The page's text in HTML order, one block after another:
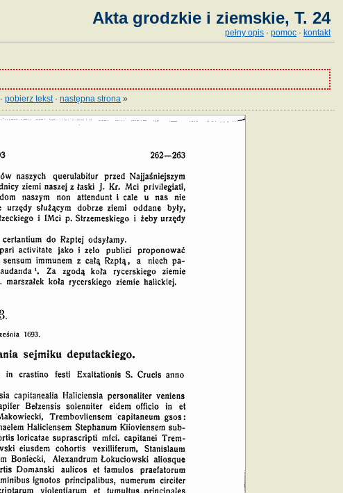
Akta grodzkie i ziemskie, T. 24
pełny opis · pomoc · kontakt
·pobierz tekst·następna strona »